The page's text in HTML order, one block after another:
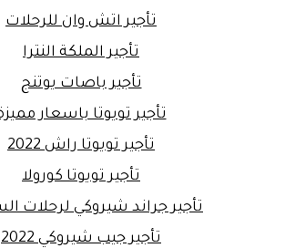
تأجير اتش وان للرحلات
تأجير الملكة النترا
تأجير باصات يوتنج
تأجير تويوتا باسعار
تأجير تويوتا راش 2022
تأجير تويوتا كورولا
تأجير جراند شيروكي لرحلات
تأجير جيب شيروكي 2022